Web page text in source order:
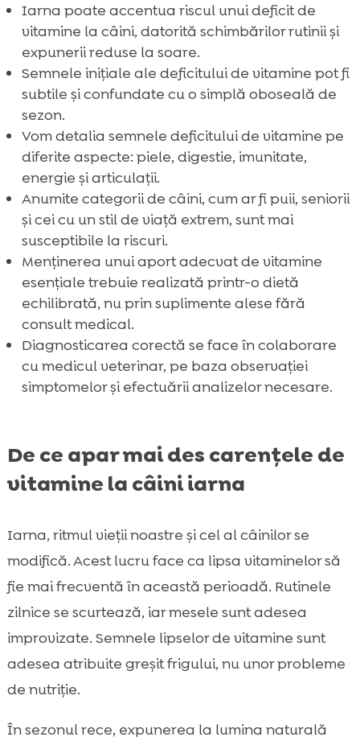
Iarna poate accentua riscul unui deficit de
vitamine la câini, datorită schimbărilor rutinii și
expunerii reduse la soare.
Semnele inițiale ale deficitului de vitamine pot fi
subtile și confundate cu o simplă oboseală de
sezon.
Vom detalia semnele deficitului de vitamine pe
diferite aspecte: piele, digestie, imunitate,
energie și articulații.
Anumite categorii de câini, cum ar fi puii, seniorii
și cei cu un stil de viață extrem, sunt mai
susceptibile la riscuri.
Menținerea unui aport adecvat de vitamine
esențiale trebuie realizată printr-o dietă
echilibrată, nu prin suplimente alese fără
consult medical.
Diagnosticarea corectă se face în colaborare
cu medicul veterinar, pe baza observației
simptomelor și efectuării analizelor necesare.
De ce apar mai des carențele de
vitamine la câini iarna
Iarna, ritmul vieții noastre și cel al câinilor se
modifică. Acest lucru face ca lipsa vitaminelor să
fie mai frecventă în această perioadă. Rutinele
zilnice se scurtează, iar mesele sunt adesea
improvizate. Semnele lipselor de vitamine sunt
adesea atribuite greșit frigului, nu unor probleme
de nutriție.
În sezonul rece, expunerea la lumina naturală